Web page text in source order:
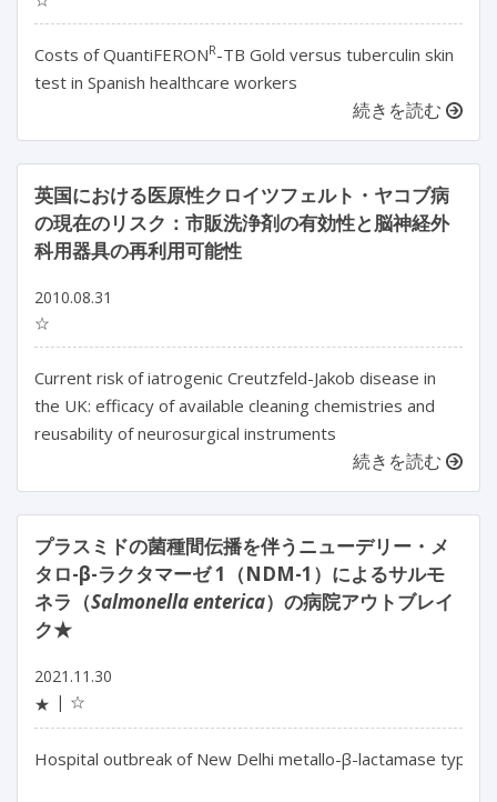
Costs of QuantiFERONR-TB Gold versus tuberculin skin
test in Spanish healthcare workers
続きを読む
英国における医原性クロイツフェルト・ヤコブ病
の現在のリスク：市販洗浄剤の有効性と脳神経外
科用器具の再利用可能性
2010.08.31
☆
Current risk of iatrogenic Creutzfeld-Jakob disease in
the UK: efficacy of available cleaning chemistries and
reusability of neurosurgical instruments
続きを読む
プラスミドの菌種間伝播を伴うニューデリー・メ
タロ-β-ラクタマーゼ 1（NDM-1）によるサルモ
ネラ（Salmonella enterica）の病院アウトブレイ
ク★
2021.11.30
★
☆
Hospital outbreak of New Delhi metallo-β-lactamase type-